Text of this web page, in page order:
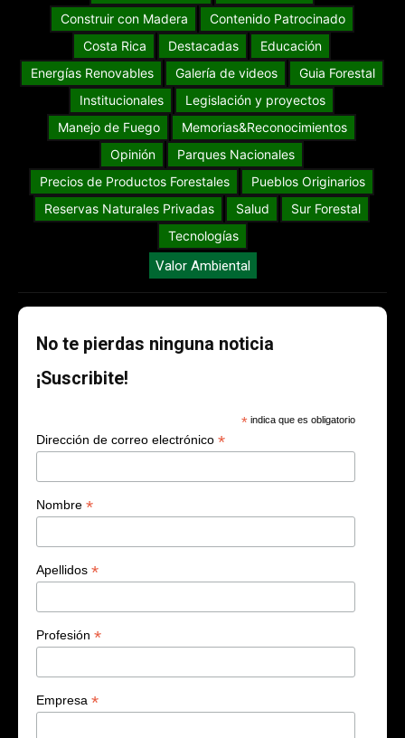
Construir con Madera
Contenido Patrocinado
Costa Rica
Destacadas
Educación
Energías Renovables
Galería de videos
Guia Forestal
Institucionales
Legislación y proyectos
Manejo de Fuego
Memorias&Reconocimientos
Opinión
Parques Nacionales
Precios de Productos Forestales
Pueblos Originarios
Reservas Naturales Privadas
Salud
Sur Forestal
Tecnologías
Valor Ambiental
No te pierdas ninguna noticia
¡Suscribite!
* indica que es obligatorio
Dirección de correo electrónico *
Nombre *
Apellidos *
Profesión *
Empresa *